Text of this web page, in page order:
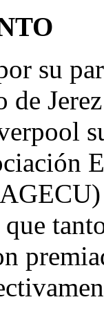
su
de